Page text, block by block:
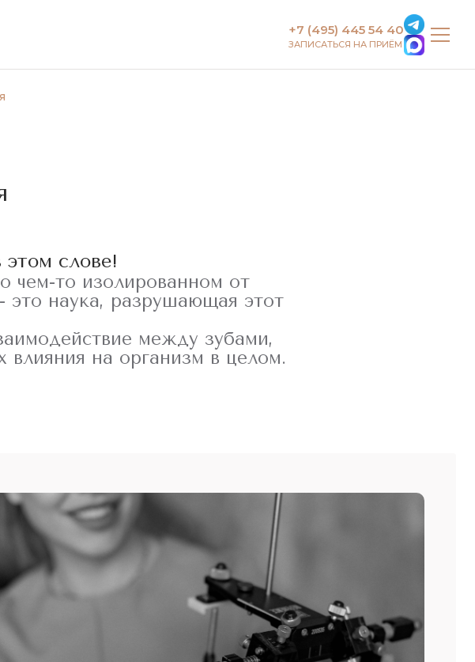
+7 (495) 445 54 40
ЗАПИСАТЬСЯ НА ПРИЁМ
этом слове!
чем-то изолированном от
это наука, разрушающая этот
между зубами,
на организм в целом.